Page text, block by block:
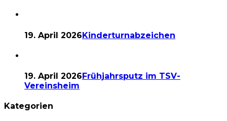
19. April 2026Kinderturnabzeichen
19. April 2026Frühjahrsputz im TSV-
Vereinsheim
Kategorien